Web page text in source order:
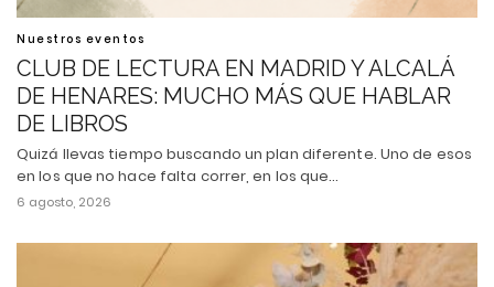
Nuestros eventos
CLUB DE LECTURA EN MADRID Y ALCALÁ
DE HENARES: MUCHO MÁS QUE HABLAR
DE LIBROS
Quizá llevas tiempo buscando un plan diferente. Uno de esos
en los que no hace falta correr, en los que…
6 agosto, 2026